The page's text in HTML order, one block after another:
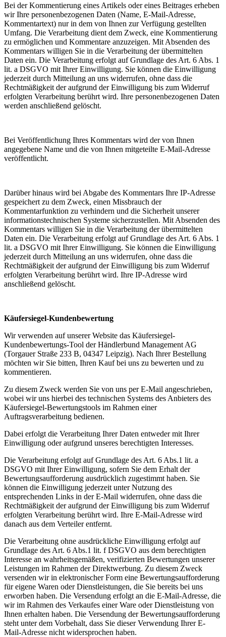
Bei der Kommentierung eines Artikels oder eines Beitrages erheben
wir Ihre personenbezogenen Daten (Name, E-Mail-Adresse,
Kommentartext) nur in dem von Ihnen zur Verfügung gestellten
Umfang. Die Verarbeitung dient dem Zweck, eine Kommentierung
zu ermöglichen und Kommentare anzuzeigen. Mit Absenden des
Kommentars willigen Sie in die Verarbeitung der übermittelten
Daten ein. Die Verarbeitung erfolgt auf Grundlage des Art. 6 Abs. 1
lit. a DSGVO mit Ihrer Einwilligung. Sie können die Einwilligung
jederzeit durch Mitteilung an uns widerrufen, ohne dass die
Rechtmäßigkeit der aufgrund der Einwilligung bis zum Widerruf
erfolgten Verarbeitung berührt wird. Ihre personenbezogenen Daten
werden anschließend gelöscht.
Bei Veröffentlichung Ihres Kommentars wird der von Ihnen
angegebene Name und die von Ihnen mitgeteilte E-Mail-Adresse
veröffentlicht.
Darüber hinaus wird bei Abgabe des Kommentars Ihre IP-Adresse
gespeichert zu dem Zweck, einen Missbrauch der
Kommentarfunktion zu verhindern und die Sicherheit unserer
informationstechnischen Systeme sicherzustellen. Mit Absenden des
Kommentars willigen Sie in die Verarbeitung der übermittelten
Daten ein. Die Verarbeitung erfolgt auf Grundlage des Art. 6 Abs. 1
lit. a DSGVO mit Ihrer Einwilligung. Sie können die Einwilligung
jederzeit durch Mitteilung an uns widerrufen, ohne dass die
Rechtmäßigkeit der aufgrund der Einwilligung bis zum Widerruf
erfolgten Verarbeitung berührt wird. Ihre IP-Adresse wird
anschließend gelöscht.
Käufersiegel-Kundenbewertung
Wir verwenden auf unserer Website das Käufersiegel-
Kundenbewertungs-Tool der Händlerbund Management AG
(Torgauer Straße 233 B, 04347 Leipzig). Nach Ihrer Bestellung
möchten wir Sie bitten, Ihren Kauf bei uns zu bewerten und zu
kommentieren.
Zu diesem Zweck werden Sie von uns per E-Mail angeschrieben,
wobei wir uns hierbei des technischen Systems des Anbieters des
Käufersiegel-Bewertungstools im Rahmen einer
Auftragsverarbeitung bedienen.
Dabei erfolgt die Verarbeitung Ihrer Daten entweder mit Ihrer
Einwilligung oder aufgrund unseres berechtigten Interesses.
Die Verarbeitung erfolgt auf Grundlage des Art. 6 Abs.1 lit. a
DSGVO mit Ihrer Einwilligung, sofern Sie dem Erhalt der
Bewertungsaufforderung ausdrücklich zugestimmt haben. Sie
können die Einwilligung jederzeit unter Nutzung des
entsprechenden Links in der E-Mail widerrufen, ohne dass die
Rechtmäßigkeit der aufgrund der Einwilligung bis zum Widerruf
erfolgten Verarbeitung berührt wird. Ihre E-Mail-Adresse wird
danach aus dem Verteiler entfernt.
Die Verarbeitung ohne ausdrückliche Einwilligung erfolgt auf
Grundlage des Art. 6 Abs.1 lit. f DSGVO aus dem berechtigten
Interesse an wahrheitsgemäßen, verifizierten Bewertungen unserer
Leistungen im Rahmen der Direktwerbung. Zu diesem Zweck
versenden wir in elektronischer Form eine Bewertungsaufforderung
für eigene Waren oder Dienstleistungen, die Sie bereits bei uns
erworben haben. Die Versendung erfolgt an die E-Mail-Adresse, die
wir im Rahmen des Verkaufes einer Ware oder Dienstleistung von
Ihnen erhalten haben. Die Versendung der Bewertungsaufforderung
steht unter dem Vorbehalt, dass Sie dieser Verwendung Ihrer E-
Mail-Adresse nicht widersprochen haben.